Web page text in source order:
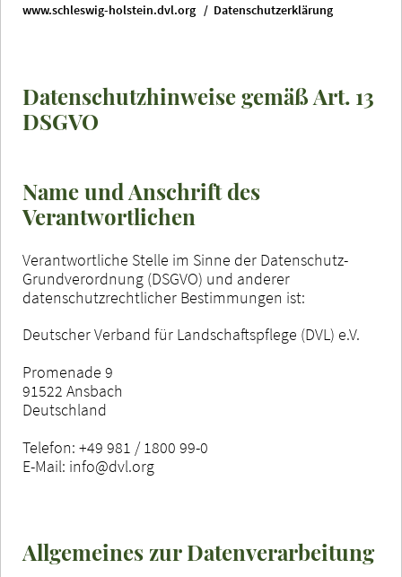
www.schleswig-holstein.dvl.org Datenschutzerklärung
Datenschutzhinweise gemäß Art. 13
DSGVO
Name und Anschrift des
Verantwortlichen
Verantwortliche Stelle im Sinne der Datenschutz-
Grundverordnung (DSGVO) und anderer
datenschutzrechtlicher Bestimmungen ist:
Deutscher Verband für Landschaftspflege (DVL) e.V.
Promenade 9
91522 Ansbach
Deutschland
Telefon: +49 981 / 1800 99-0
E-Mail: info@dvl.org
Allgemeines zur Datenverarbeitung